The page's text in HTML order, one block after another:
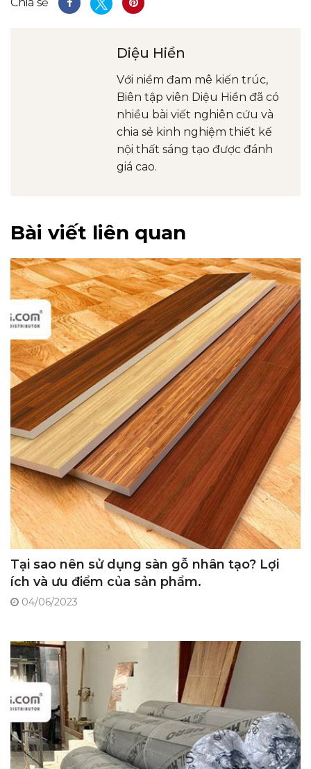
Diệu Hiền
Với niềm đam mê kiến trúc,
Biên tập viên Diệu Hiền đã có
nhiều bài viết nghiên cứu và
chia sẻ kinh nghiệm thiết kế
nội thất sáng tạo được đánh
giá cao.
Bài viết liên quan
Tại sao nên sử dụng sàn gỗ nhân tạo? Lợi
ích và ưu điểm của sản phẩm.
04/06/2023